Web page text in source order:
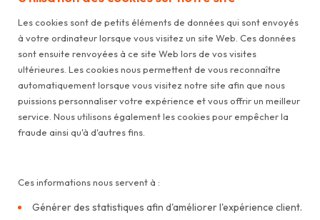
Les cookies sont de petits éléments de données qui sont envoyés
à votre ordinateur lorsque vous visitez un site Web. Ces données
sont ensuite renvoyées à ce site Web lors de vos visites
ultérieures. Les cookies nous permettent de vous reconnaître
automatiquement lorsque vous visitez notre site afin que nous
puissions personnaliser votre expérience et vous offrir un meilleur
service. Nous utilisons également les cookies pour empêcher la
fraude ainsi qu'à d'autres fins.
Ces informations nous servent à :
Générer des statistiques afin d'améliorer l'expérience client.